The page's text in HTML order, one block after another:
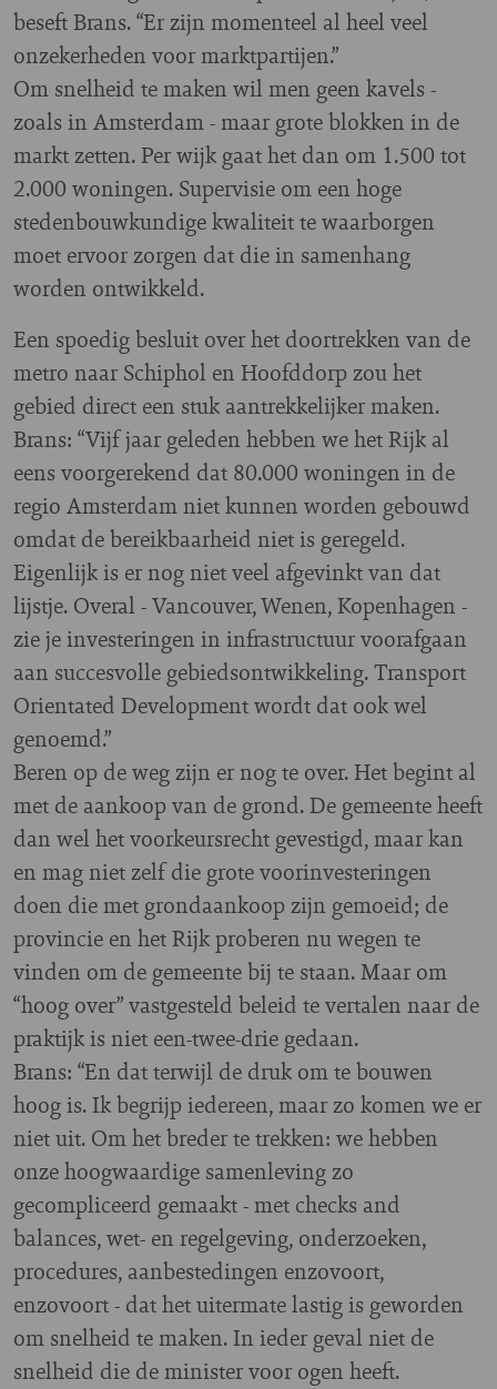
beseft Brans. “Er zijn momenteel al heel veel
onzekerheden voor marktpartijen.”
Om snelheid te maken wil men geen kavels -
zoals in Amsterdam - maar grote blokken in de
markt zetten. Per wijk gaat het dan om 1.500 tot
2.000 woningen. Supervisie om een hoge
stedenbouwkundige kwaliteit te waarborgen
moet ervoor zorgen dat die in samenhang
worden ontwikkeld.
Een spoedig besluit over het doortrekken van de
metro naar Schiphol en Hoofddorp zou het
gebied direct een stuk aantrekkelijker maken.
Brans: “Vijf jaar geleden hebben we het Rijk al
eens voorgerekend dat 80.000 woningen in de
regio Amsterdam niet kunnen worden gebouwd
omdat de bereikbaarheid niet is geregeld.
Eigenlijk is er nog niet veel afgevinkt van dat
lijstje. Overal - Vancouver, Wenen, Kopenhagen -
zie je investeringen in infrastructuur voorafgaan
aan succesvolle gebiedsontwikkeling. Transport
Orientated Development wordt dat ook wel
genoemd.”
Beren op de weg zijn er nog te over. Het begint al
met de aankoop van de grond. De gemeente heeft
dan wel het voorkeursrecht gevestigd, maar kan
en mag niet zelf die grote voorinvesteringen
doen die met grondaankoop zijn gemoeid; de
provincie en het Rijk proberen nu wegen te
vinden om de gemeente bij te staan. Maar om
“hoog over” vastgesteld beleid te vertalen naar de
praktijk is niet een-twee-drie gedaan.
Brans: “En dat terwijl de druk om te bouwen
hoog is. Ik begrijp iedereen, maar zo komen we er
niet uit. Om het breder te trekken: we hebben
onze hoogwaardige samenleving zo
gecompliceerd gemaakt - met checks and
balances, wet- en regelgeving, onderzoeken,
procedures, aanbestedingen enzovoort,
enzovoort - dat het uitermate lastig is geworden
om snelheid te maken. In ieder geval niet de
snelheid die de minister voor ogen heeft.